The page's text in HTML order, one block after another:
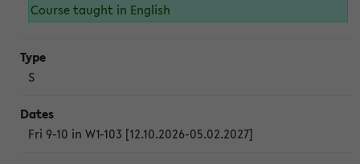
Course taught in English
S
Fri 9-10 in W1-103 [12.10.2026-05.02.2027]